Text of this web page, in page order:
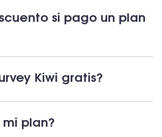
si pago un plan
Kiwi gratis?
plan?